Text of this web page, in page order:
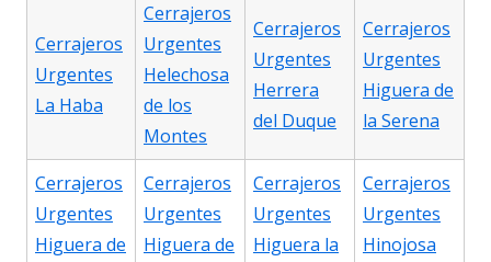
Cerrajeros
Urgentes
La Haba
Cerrajeros
Urgentes
Helechosa
de los
Montes
Cerrajeros
Urgentes
Herrera
del Duque
Cerrajeros
Urgentes
Higuera de
la Serena
Cerrajeros
Urgentes
Higuera de
Cerrajeros
Urgentes
Higuera de
Cerrajeros
Urgentes
Higuera la
Cerrajeros
Urgentes
Hinojosa